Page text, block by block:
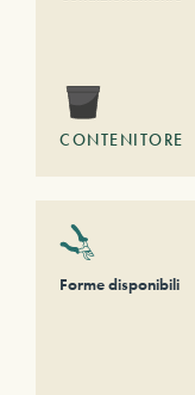
CONTENITORE
Forme disponibili